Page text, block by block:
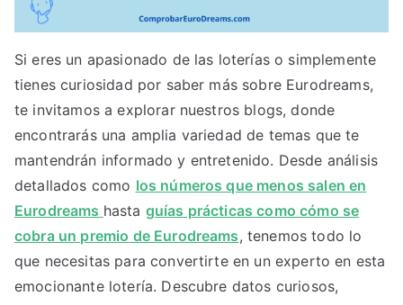
Si eres un apasionado de las loterías o simplemente
tienes curiosidad por saber más sobre Eurodreams,
te invitamos a explorar nuestros blogs, donde
encontrarás una amplia variedad de temas que te
mantendrán informado y entretenido. Desde análisis
detallados como los números que menos salen en
Eurodreams hasta guías prácticas como cómo se
cobra un premio de Eurodreams, tenemos todo lo
que necesitas para convertirte en un experto en esta
emocionante lotería. Descubre datos curiosos,